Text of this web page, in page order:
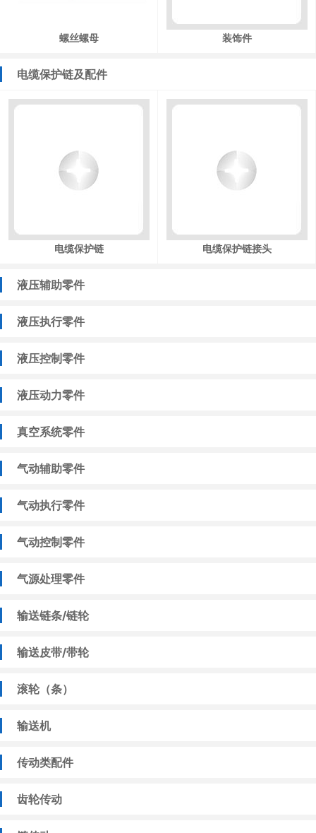
螺丝螺母 装饰件
电缆保护链及配件
电缆保护链 电缆保护链接头
液压辅助零件
液压执行零件
液压控制零件
液压动力零件
真空系统零件
气动辅助零件
气动执行零件
气动控制零件
气源处理零件
输送链条/链轮
输送皮带/带轮
滚轮（条）
输送机
传动类配件
齿轮传动